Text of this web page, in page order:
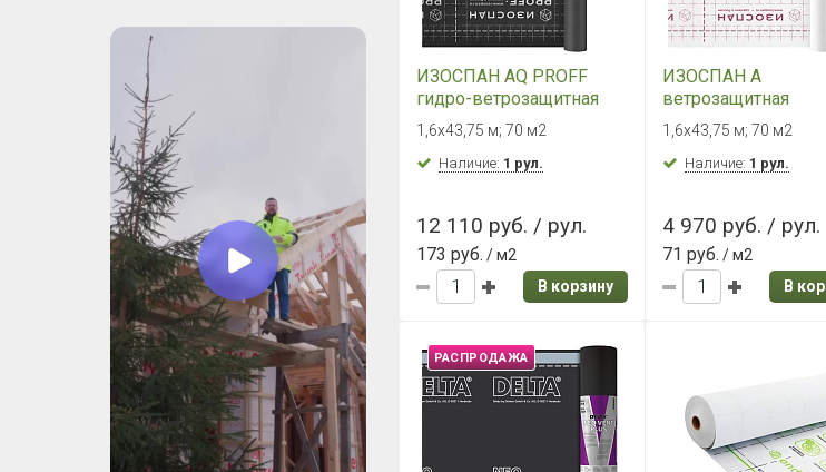
ИЗОСПАН AQ PROFF
гидро-ветрозащитная
паропроницаемая
усиленная мембрана
(70м2)
1,6х43,75 м; 70 м2
Наличие: 1 рул.
12 110 руб. / рул.
173 руб. / м2
В корзину
ИЗОСПАН А
ветрозащитная
паропроницаемая
мембрана
1,6х43,75 м; 70 м2
Наличие: 1 рул.
4 970 руб. / рул.
71 руб. / м2
В
РАСПРОДАЖА